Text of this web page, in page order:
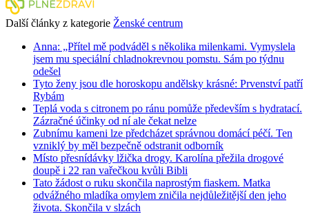
Další články z kategorie Ženské centrum
Anna: „Přítel mě podváděl s několika milenkami. Vymyslela
jsem mu speciální chladnokrevnou pomstu. Sám po týdnu
odešel
Tyto ženy jsou dle horoskopu andělsky krásné: Prvenství patří
Rybám
Teplá voda s citronem po ránu pomůže především s hydratací.
Zázračné účinky od ní ale čekat nelze
Zubnímu kameni lze předcházet správnou domácí péčí. Ten
vzniklý by měl bezpečně odstranit odborník
Místo přesnídávky lžička drogy. Karolína přežila drogové
doupě i 22 ran vařečkou kvůli Bibli
Tato žádost o ruku skončila naprostým fiaskem. Matka
odvážného mladíka omylem zničila nejdůležitější den jeho
života. Skončila v slzách